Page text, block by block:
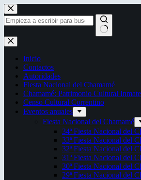
Saltar
al
contenido
Sin
resultados
Inicio
Contactos
Autoridades
Fiesta Nacional del Chamamé
Chamamé: Patrimonio Cultural
Censo Cultural Correntino
Eventos anuales
Fiesta Nacional del Chamamé
34ª Fiesta Nacional del
33ª Fiesta Nacional del
32ª Fiesta Nacional del
31ª Fiesta Nacional del
30ª Fiesta Nacional del
29ª Fiesta Nacional del